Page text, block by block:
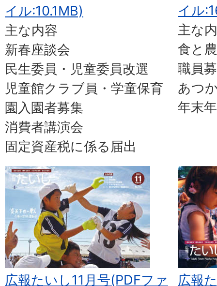
イル:10.1MB)
主な内容
新春座談会
民生委員・児童委員改選
児童館クラブ員・学童保育
園入園者募集
消費者講演会
固定資産税に係る届出
イル
主な
食と農
職員
あつ
年末
広報たいし11月号(PDFファ
広報